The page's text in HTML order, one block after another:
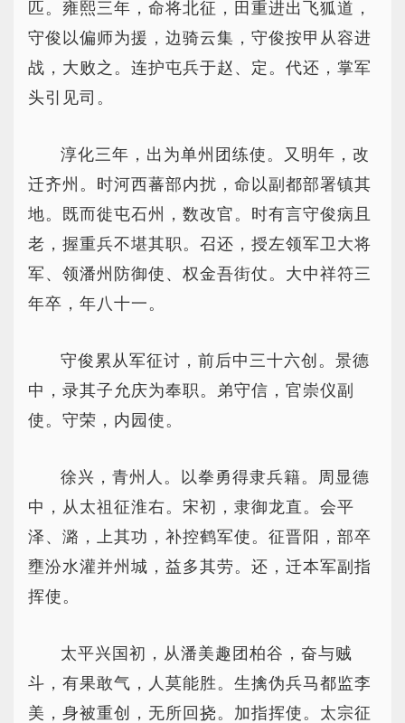
匹。雍熙三年，命将北征，田重进出飞狐道，
守俊以偏师为援，边骑云集，守俊按甲从容进
战，大败之。连护屯兵于赵、定。代还，掌军
头引见司。
淳化三年，出为单州团练使。又明年，改
迁齐州。时河西蕃部内扰，命以副都部署镇其
地。既而徙屯石州，数改官。时有言守俊病且
老，握重兵不堪其职。召还，授左领军卫大将
军、领潘州防御使、权金吾街仗。大中祥符三
年卒，年八十一。
守俊累从军征讨，前后中三十六创。景德
中，录其子允庆为奉职。弟守信，官崇仪副
使。守荣，内园使。
徐兴，青州人。以拳勇得隶兵籍。周显德
中，从太祖征淮右。宋初，隶御龙直。会平
泽、潞，上其功，补控鹤军使。征晋阳，部卒
壅汾水灌并州城，益多其劳。还，迁本军副指
挥使。
太平兴国初，从潘美趣团柏谷，奋与贼
斗，有果敢气，人莫能胜。生擒伪兵马都监李
美，身被重创，无所回挠。加指挥使。太宗征